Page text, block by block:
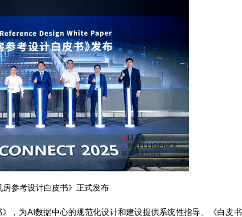
房参考设计白皮书》正式发布
，为AI数据中心的规范化设计和建设提供系统性指导。《白皮